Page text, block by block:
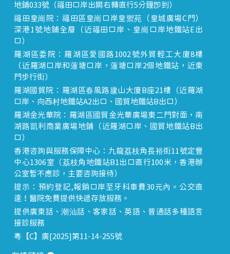
地鋪033號（福田口岸出關右轉直行5分鐘即到）
福田皇崗院：福田區皇崗口岸皇禦苑（皇城廣場C門）
深港1號地鋪全層（近福田口岸、皇崗口岸地鐵站E出
口）
羅湖區委院：羅湖區愛國路1002號外貿輕工大廈8樓
（近羅湖口岸和蓮塘口岸，蓮塘口岸2個地鐵站，近東
門步行街）
羅湖國貿院：羅湖區春風路廬山大廈B座21樓（近羅湖
口岸、向西村地鐵站A2出口、國貿地鐵站B出口）
羅湖金光華院：羅湖區國貿金光華廣場東二門對面，南
湖路凱利商業廣場地鋪（近羅湖口岸、國貿地鐵站B出
口）
香港咨詢與服務保障中心：九龍荔枝角長裕街11號定豐
中心1306室（荔枝角地鐵站B1出口直行100米，香港辦
公室暫不應診，主要咨詢接待）
提示：預約登記,報銷口岸至牙科車費30元內。公交直
達！醫院免費提供快遞存放服務。
提供廣東話、潮汕話、客家話、英語、普通話多種語言
接診服務
粵【C】廣[2025]第11-14-255號